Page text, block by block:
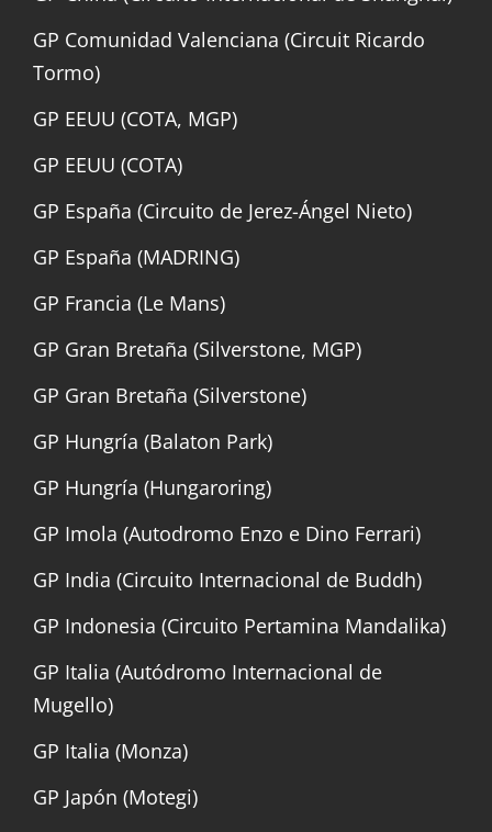
GP Comunidad Valenciana (Circuit Ricardo
Tormo)
GP EEUU (COTA, MGP)
GP EEUU (COTA)
GP España (Circuito de Jerez-Ángel Nieto)
GP España (MADRING)
GP Francia (Le Mans)
GP Gran Bretaña (Silverstone, MGP)
GP Gran Bretaña (Silverstone)
GP Hungría (Balaton Park)
GP Hungría (Hungaroring)
GP Imola (Autodromo Enzo e Dino Ferrari)
GP India (Circuito Internacional de Buddh)
GP Indonesia (Circuito Pertamina Mandalika)
GP Italia (Autódromo Internacional de
Mugello)
GP Italia (Monza)
GP Japón (Motegi)